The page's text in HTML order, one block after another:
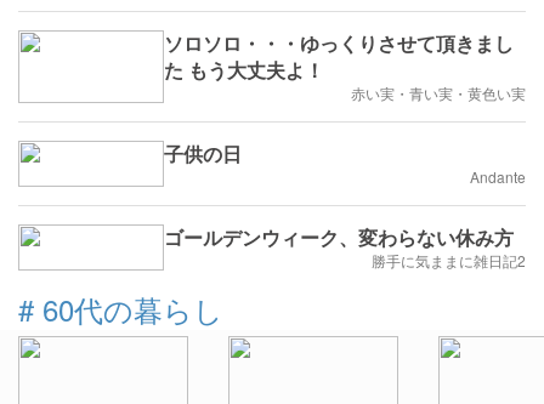
ソロソロ・・・ゆっくりさせて頂きまし
た もう大丈夫よ！
赤い実・青い実・黄色い実
子供の日
Andante
ゴールデンウィーク、変わらない休み方
勝手に気ままに雑日記2
# 60代の暮らし